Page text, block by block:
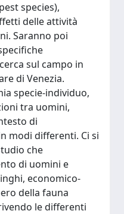
species),
delle attività
Saranno poi
sul campo in
di Venezia.
specie-individuo,
tra uomini,
di
modi differenti. Ci si
che
di uomini e
economico-
della fauna
le differenti